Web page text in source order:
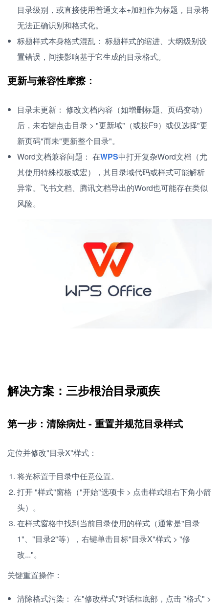
目录级别，或直接使用普通文本+加粗作为标题，目录将
无法正确识别和格式化。
标题样式本身格式混乱： 标题样式的缩进、大纲级别设
置错误，间接影响基于它生成的目录格式。
更新与兼容性摩擦：
目录未更新： 修改文档内容（如增删标题、页码变动）
后，未右键点击目录 > "更新域"（或按F9）或仅选择"更
新页码"而未"更新整个目录"。
Word文档兼容问题： 在WPS中打开复杂Word文档（尤
其使用特殊模板或宏），其目录域代码或样式可能解析
异常。飞书文档、腾讯文档导出的Word也可能存在类似
风险。
解决方案：三步根治目录顽疾
第一步：清除病灶 - 重置并规范目录样式
定位并修改"目录X"样式：
将光标置于目录中任意位置。
打开 "样式"窗格（"开始"选项卡 > 点击样式组右下角小箭
头）。
在样式窗格中找到当前目录使用的样式（通常是"目录
1"、"目录2"等），右键单击目标"目录X"样式 > "修
改..."。
关键重置操作：
清除格式污染： 在"修改样式"对话框底部，点击 "格式" >